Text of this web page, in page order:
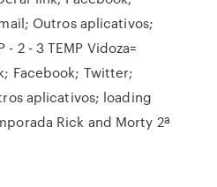
Outros aplicativos;
- 2 - 3 TEMP Vidoza=
Facebook; Twitter;
aplicativos; loading
Rick and Morty 2ª